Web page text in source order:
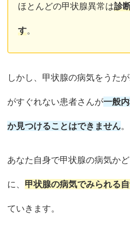
ほとんどの甲状腺異常は診
す。
しかし、甲状腺の病気をうた
がすぐれない患者さんが一般
か見つけることはできません。
あなた自身で甲状腺の病気か
に、 甲状腺の病気でみられる
ていきます。